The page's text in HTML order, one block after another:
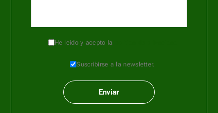
He leído y acepto la
Suscribirse a la newsletter.